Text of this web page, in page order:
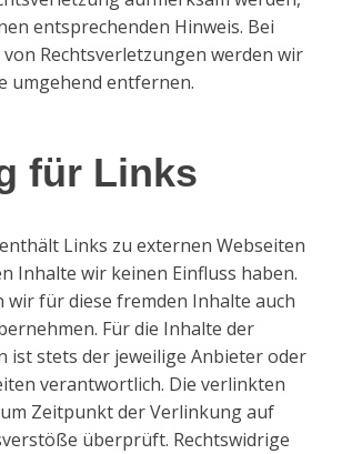
entsprechenden Hinweis. Bei
Rechtsverletzungen werden wir
umgehend entfernen.
für Links
Links zu externen Webseiten
Inhalte wir keinen Einfluss haben.
wir für diese fremden Inhalte auch
Für die Inhalte der
ist stets der jeweilige Anbieter oder
verantwortlich. Die verlinkten
Zeitpunkt der Verlinkung auf
überprüft. Rechtswidrige